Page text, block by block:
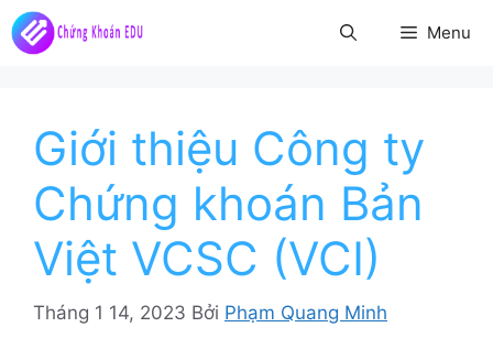
Chuyển
đến
Menu
Giới thiệu Công ty
Chứng khoán Bản
Việt VCSC (VCI)
Tháng 1 14, 2023 Bởi Phạm Quang Minh